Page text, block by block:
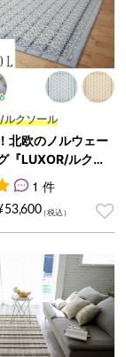
ルクソール
北欧のノルウェー
『LUXOR/ルクソ
評価に基づく5段
1 件
53,600